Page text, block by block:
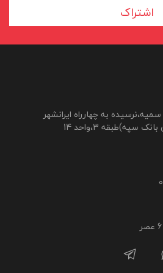
اشتراک
به چهارراه ایرانشهر